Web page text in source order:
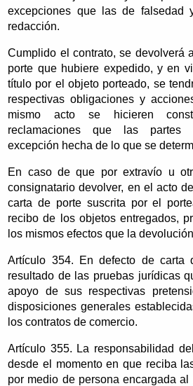
excepciones que las de falsedad
redacción.
Cumplido el contrato, se devolverá
porte que hubiere expedido, y en
título por el objeto porteado, se
respectivas obligaciones y
mismo acto se hicieren
reclamaciones que las partes
excepción hecha de lo que se
En caso de que por extravío u
consignatario devolver, en el acto
carta de porte suscrita por el
recibo de los objetos entregados,
los mismos efectos que la
Artículo 354. En defecto de carta
resultado de las pruebas jurídicas
apoyo de sus respectivas
disposiciones generales
los contratos de comercio.
Artículo 355. La responsabilidad
desde el momento en que reciba
por medio de persona encargada